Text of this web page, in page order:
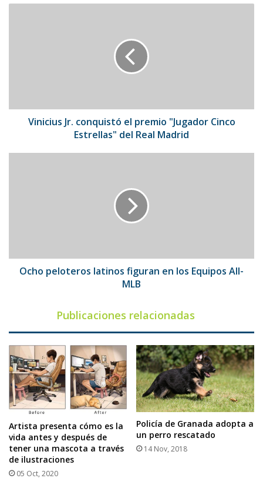
del
Vinicius Jr. conquistó el premio "Jugador Cinco
Estrellas" del Real Madrid
MLB
Ocho peloteros latinos figuran en los Equipos All-
MLB
Publicaciones relacionadas
Artista presenta cómo es la
vida antes y después de
tener una mascota a través
de ilustraciones
05 Oct, 2020
Policía de Granada adopta a
un perro rescatado
14 Nov, 2018